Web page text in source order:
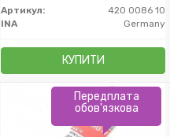
Артикул:
420 0086 10
INA
Germany
КУПИТИ
Передплата
обов'язкова